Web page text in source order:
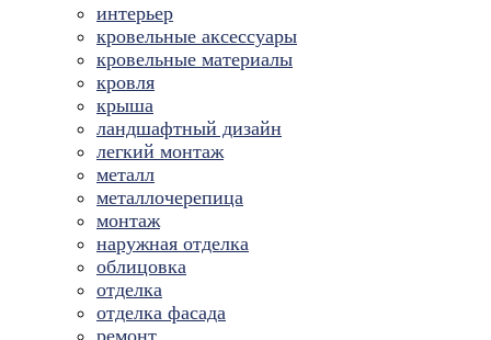
интерьер
кровельные аксессуары
кровельные материалы
кровля
крыша
ландшафтный дизайн
легкий монтаж
металл
металлочерепица
монтаж
наружная отделка
облицовка
отделка
отделка фасада
ремонт